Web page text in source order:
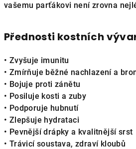
vašemu parťákovi není zrovna
Přednosti kostních
• Zvyšuje imunitu
• Zmírňuje běžné nachlazení a
• Bojuje proti zánětu
• Posiluje kosti a zuby
• Podporuje hubnutí
• Zlepšuje hydrataci
• Pevnější drápky a kvalitnější srst
• Trávicí soustava, zdraví kloubů